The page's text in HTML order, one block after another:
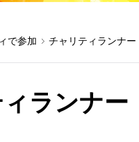
で参加 チャリティランナー
ランナー